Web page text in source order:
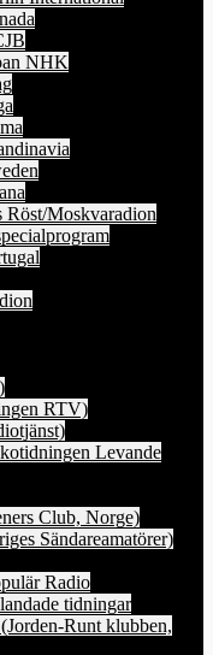
NHK
Röst/Moskvaradion
RTV)
Levande
Club, Norge)
Sändareamatörer)
Radio
tidningar
Runt klubben,